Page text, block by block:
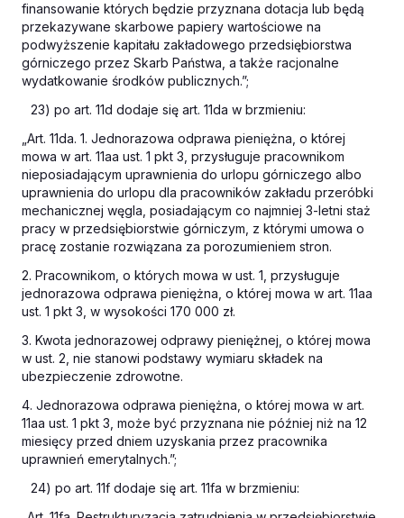
finansowanie których będzie przyznana dotacja lub będą
przekazywane skarbowe papiery wartościowe na
podwyższenie kapitału zakładowego przedsiębiorstwa
górniczego przez Skarb Państwa, a także racjonalne
wydatkowanie środków publicznych.”;
23) po art. 11d dodaje się art. 11da w brzmieniu:
„Art. 11da. 1. Jednorazowa odprawa pieniężna, o której
mowa w art. 11aa ust. 1 pkt 3, przysługuje pracownikom
nieposiadającym uprawnienia do urlopu górniczego albo
uprawnienia do urlopu dla pracowników zakładu przeróbki
mechanicznej węgla, posiadającym co najmniej 3-letni staż
pracy w przedsiębiorstwie górniczym, z którymi umowa o
pracę zostanie rozwiązana za porozumieniem stron.
2. Pracownikom, o których mowa w ust. 1, przysługuje
jednorazowa odprawa pieniężna, o której mowa w art. 11aa
ust. 1 pkt 3, w wysokości 170 000 zł.
3. Kwota jednorazowej odprawy pieniężnej, o której mowa
w ust. 2, nie stanowi podstawy wymiaru składek na
ubezpieczenie zdrowotne.
4. Jednorazowa odprawa pieniężna, o której mowa w art.
11aa ust. 1 pkt 3, może być przyznana nie później niż na 12
miesięcy przed dniem uzyskania przez pracownika
uprawnień emerytalnych.”;
24) po art. 11f dodaje się art. 11fa w brzmieniu: